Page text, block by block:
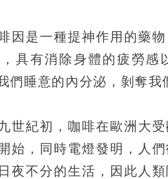
因是一種提神作用的藥
具有消除身體的疲勞感
們睡意的內分泌，剝奪我
世紀初，咖啡在歐洲大
始，同時電燈發明，人
夜不分的生活，因此人